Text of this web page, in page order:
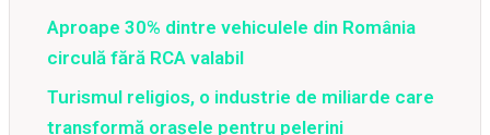
Aproape 30% dintre vehiculele din România
circulă fără RCA valabil
Turismul religios, o industrie de miliarde care
transformă orașele pentru pelerini